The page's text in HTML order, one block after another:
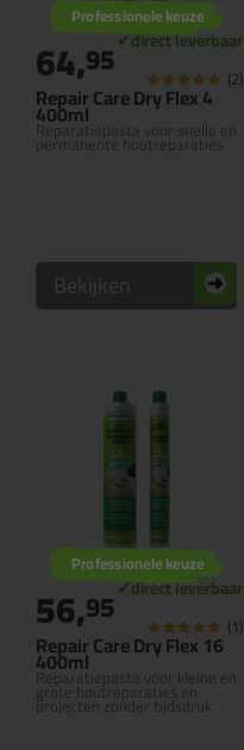
Repair Care Dry Flex 4
400ml
Reparatiepasta voor snelle en
permanente houtreparaties
Professionele keuze
64,95 (2)
Bekijken
Repair Care Dry Flex 16
400ml
Reparatiepasta voor kleine en
grote houtreparaties en
projecten zonder tijdsdruk
Professionele keuze
56,95 (1)